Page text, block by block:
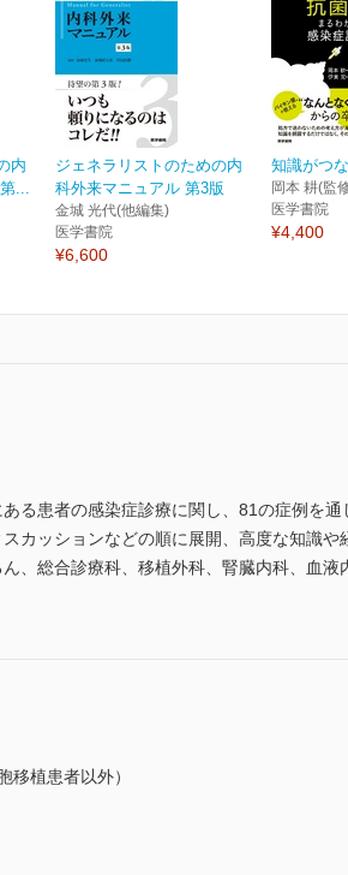
内
...
ジェネラリストのための内
科外来マニュアル 第3版
金城 光代(他編集)
医学書院
¥6,600
知識がつ
岡本 耕(監
医学書院
¥4,400
る患者の感染症診療に関し、81の症例を通
カッションなどの順に展開、高度な知識や
、総合診療科、移植外科、腎臓内科、血液
植患者以外）